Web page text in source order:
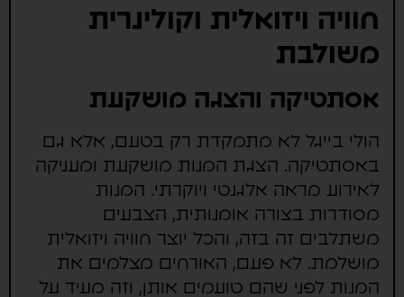
חוויה ויזואלית וקולינרית
משולבת
אסתטיקה והצגה מושקעת
הולי בייגל לא מתמקדת רק בטעם, אלא גם
באסתטיקה. הצגת המנות מושקעת ומעניקה
לאירוע מראה אלגנטי ויוקרתי. המנות
מסודרות בצורה אומנותית, הצבעים
משתלבים זה בזה, והכל יוצר חוויה ויזואלית
מושלמת. לא פעם, האורחים מצלמים את
המנות לפני שהם טועמים אותן, וזה מעיד על